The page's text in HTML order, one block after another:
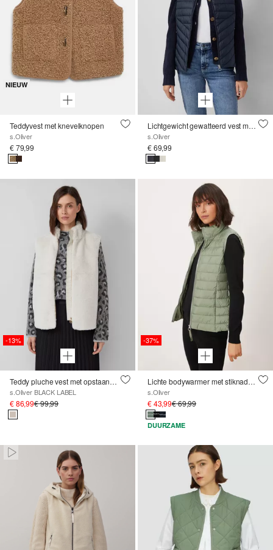
NIEUW
Teddyvest met knevelknopen
s.Oliver
€ 79,99
Lichtgewicht gewatteerd vest met opstaande kraag
s.Oliver
€ 69,99
-13%
Teddy pluche vest met opstaande kraag
s.Oliver BLACK LABEL
€ 86,99€ 99,99
-37%
Lichte bodywarmer met stiknaden en opstaande kraag
s.Oliver
€ 43,99€ 69,99
DUURZAME
Paused • Muted